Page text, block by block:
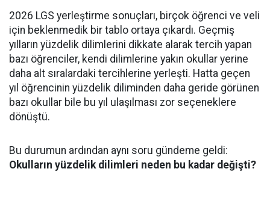
2026 LGS yerleştirme sonuçları, birçok öğrenci ve veli
için beklenmedik bir tablo ortaya çıkardı. Geçmiş
yılların yüzdelik dilimlerini dikkate alarak tercih yapan
bazı öğrenciler, kendi dilimlerine yakın okullar yerine
daha alt sıralardaki tercihlerine yerleşti. Hatta geçen
yıl öğrencinin yüzdelik diliminden daha geride görünen
bazı okullar bile bu yıl ulaşılması zor seçeneklere
dönüştü.
Bu durumun ardından aynı soru gündeme geldi:
Okulların yüzdelik dilimleri neden bu kadar değişti?